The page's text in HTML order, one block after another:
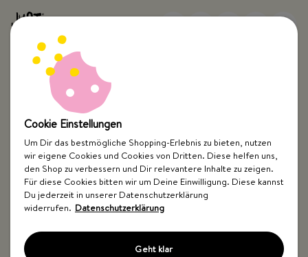
Top Kategorien
Just Spices
Hilfe & Kontakt
Cookie Einstellungen
Um Dir das bestmögliche Shopping-Erlebnis zu bieten, nutzen
wir eigene Cookies und Cookies von Dritten. Diese helfen uns,
den Shop zu verbessern und Dir relevantere Inhalte zu zeigen.
Für diese Cookies bitten wir um Deine Einwilligung. Diese kannst
Du jederzeit in unserer Datenschutzerklärung
widerrufen. Datenschutzerklärung
Geht klar